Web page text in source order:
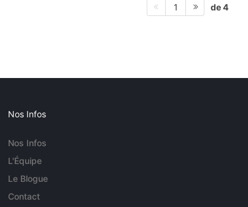
1 de 4
Nos Infos
Nos Infos
L'Équipe
Le Blogue
Contact